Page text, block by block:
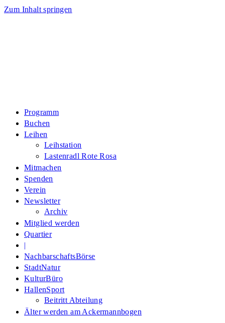
Zum Inhalt springen
Programm
Buchen
Leihen
Leihstation
Lastenradl Rote Rosa
Mitmachen
Spenden
Verein
Newsletter
Archiv
Mitglied werden
Quartier
|
NachbarschaftsBörse
StadtNatur
KulturBüro
HallenSport
Beitritt Abteilung
Älter werden am Ackermannbogen